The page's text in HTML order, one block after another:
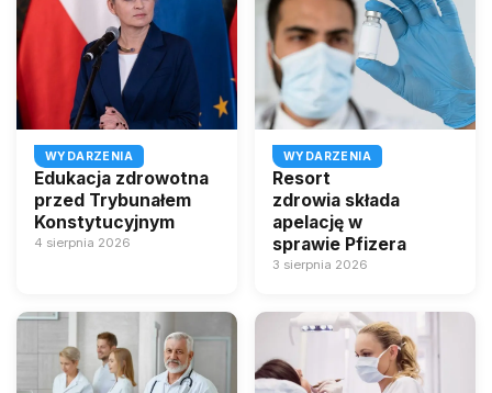
WYDARZENIA
Edukacja zdrowotna
przed Trybunałem
Konstytucyjnym
4 sierpnia 2026
WYDARZENIA
Resort
zdrowia składa
apelację w
sprawie Pfizera
3 sierpnia 2026